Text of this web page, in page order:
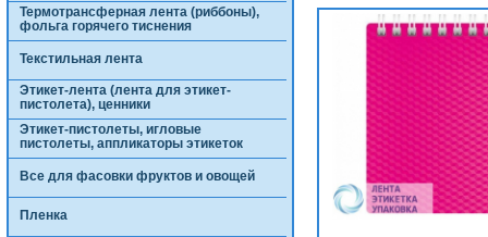
Термотрансферная лента (риббоны),
фольга горячего тиснения
Текстильная лента
Этикет-лента (лента для этикет-
пистолета), ценники
Этикет-пистолеты, игловые
пистолеты, аппликаторы этикеток
Все для фасовки фруктов и овощей
Пленка